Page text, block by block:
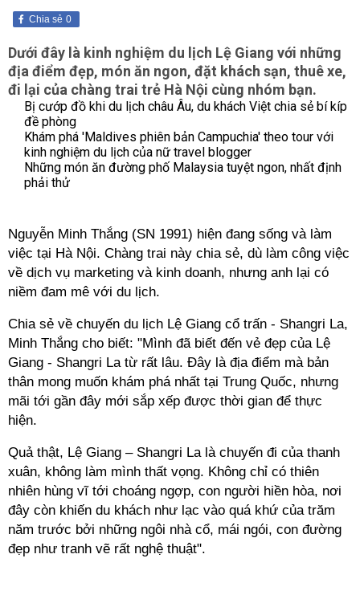
0
Chia sẻ
Dưới đây là kinh nghiệm du lịch Lệ Giang với những
địa điểm đẹp, món ăn ngon, đặt khách sạn, thuê xe,
đi lại của chàng trai trẻ Hà Nội cùng nhóm bạn.
Bị cướp đồ khi du lịch châu Âu, du khách Việt chia sẻ bí kíp
đề phòng
Khám phá 'Maldives phiên bản Campuchia' theo tour với
kinh nghiệm du lịch của nữ travel blogger
Những món ăn đường phố Malaysia tuyệt ngon, nhất định
phải thử
Nguyễn Minh Thắng (SN 1991) hiện đang sống và làm
việc tại Hà Nội. Chàng trai này chia sẻ, dù làm công việc
về dịch vụ marketing và kinh doanh, nhưng anh lại có
niềm đam mê với du lịch.
Chia sẻ về chuyến du lịch Lệ Giang cổ trấn - Shangri La,
Minh Thắng cho biết: "Mình đã biết đến vẻ đẹp của Lệ
Giang - Shangri La từ rất lâu. Đây là địa điểm mà bản
thân mong muốn khám phá nhất tại Trung Quốc, nhưng
mãi tới gần đây mới sắp xếp được thời gian để thực
hiện.
Quả thật, Lệ Giang – Shangri La là chuyến đi của thanh
xuân, không làm mình thất vọng. Không chỉ có thiên
nhiên hùng vĩ tới choáng ngợp, con người hiền hòa, nơi
đây còn khiến du khách như lạc vào quá khứ của trăm
năm trước bởi những ngôi nhà cổ, mái ngói, con đường
đẹp như tranh vẽ rất nghệ thuật".